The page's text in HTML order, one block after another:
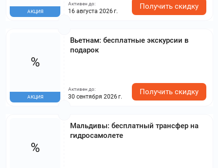
АКЦИЯ
Активен до:
16 августа 2026 г.
Получить скидку
Вьетнам: бесплатные экскурсии в
подарок
%
АКЦИЯ
Активен до:
30 сентября 2026 г.
Получить скидку
Мальдивы: бесплатный трансфер на
гидросамолете
%